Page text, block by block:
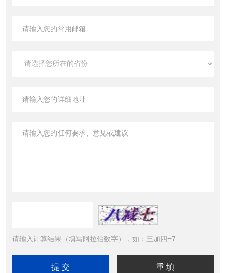
请输入计算结果（填写阿拉伯数字），如：三加四=7